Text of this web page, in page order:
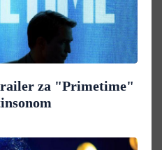
za "Primetime"